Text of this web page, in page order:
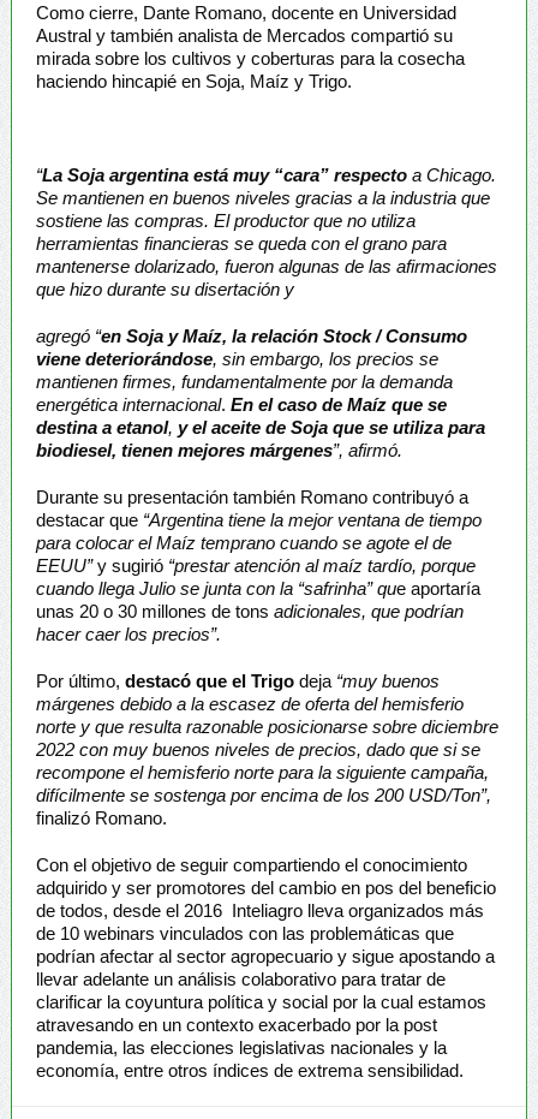
Como cierre, Dante Romano, docente en Universidad
Austral y también analista de Mercados compartió su
mirada sobre los cultivos y coberturas para la cosecha
haciendo hincapié en Soja, Maíz y Trigo.
“La Soja argentina está muy “cara” respectoa Chicago.
Se mantienen en buenos niveles gracias a la industria que
sostiene las compras. El productor que no utiliza
herramientas financieras se queda con el grano para
mantenerse dolarizado, fueron algunas de las afirmaciones
que hizo durante su disertación y
agregó “en Soja y Maíz, la relación Stock / Consumo
viene deteriorándose, sin embargo, los precios se
mantienen firmes, fundamentalmente por la demanda
energética internacional. En el caso de Maíz que se
destina a etanol, y el aceite de Soja que se utiliza para
biodiesel, tienen mejores márgenes”, afirmó.
Durante su presentación también Romano contribuyó a
destacar que “Argentina tiene la mejor ventana de tiempo
para colocar el Maíz temprano cuando se agote el de
EEUU”y sugirió “prestar atención al maíz tardío, porque
cuando llega Julio se junta con la “safrinha” que aportaría
unas 20 o 30 millones de tons adicionales, que podrían
hacer caer los precios”.
Por último, destacó que el Trigodeja “muy buenos
márgenes debido a la escasez de oferta del hemisferio
norte y que resulta razonable posicionarse sobre diciembre
2022 con muy buenos niveles de precios, dado que si se
recompone el hemisferio norte para la siguiente campaña,
difícilmente se sostenga por encima de los 200 USD/Ton”,
finalizó Romano.
Con el objetivo de seguir compartiendo el conocimiento
adquirido y ser promotores del cambio en pos del beneficio
de todos, desde el 2016 Inteliagro lleva organizados más
de 10 webinars vinculados con las problemáticas que
podrían afectar al sector agropecuario y sigue apostando a
llevar adelante un análisis colaborativo para tratar de
clarificar la coyuntura política y social por la cual estamos
atravesando en un contexto exacerbado por la post
pandemia, las elecciones legislativas nacionales y la
economía, entre otros índices de extrema sensibilidad.